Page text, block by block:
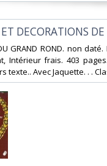
DECORATIONS DE
GRAND ROND. non
Intérieur frais. 403
texte.. Avec Jaquette. . .